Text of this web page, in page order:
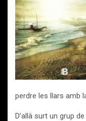
perdre les llars amb
D’allà surt un grup